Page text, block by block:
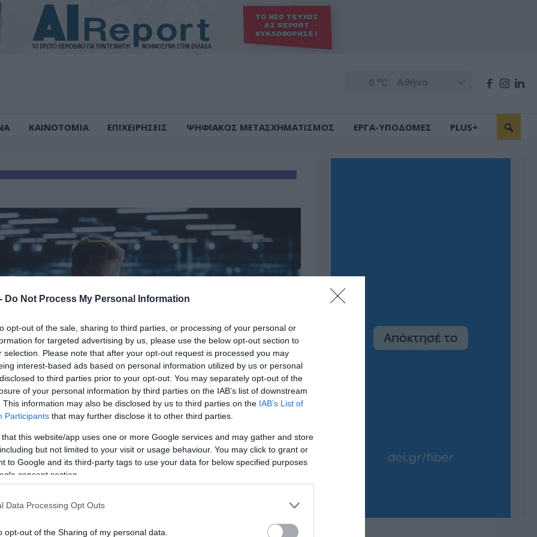
Do Not Process My Personal Information
opt-out of the sale, sharing to third parties, or processing of your personal or
for targeted advertising by us, please use the below opt-out section to
selection. Please note that after your opt-out request is processed you may
interest-based ads based on personal information utilized by us or personal
to third parties prior to your opt-out. You may separately opt-out of the
of your personal information by third parties on the IAB’s list of downstream
This information may also be disclosed by us to third parties on the IAB’s List of
Participants that may further disclose it to other third parties.
that this website/app uses one or more Google services and may gather and store
but not limited to your visit or usage behaviour. You may click to grant or
to Google and its third-party tags to use your data for below specified purposes
consent section.
Data Processing Opt Outs
opt-out of the Sharing of my personal data.
0 oC
ΚΑΙΝΟΤΟΜΙΑ ΕΠΙΧΕΙΡΗΣΕΙΣ ΨΗΦΙΑΚΟΣ ΜΕΤΑΣΧΗΜΑΤΙΣΜΟΣ ΕΡΓΑ-ΥΠΟΔΟΜΕΣ PLUS+